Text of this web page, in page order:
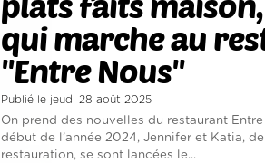
qui marche au
''Entre Nous''
Publié le jeudi 28 août 2025
On prend des nouvelles du restaurant
début de l’année 2024, Jennifer et Katia,
restauration, se sont lancées le...